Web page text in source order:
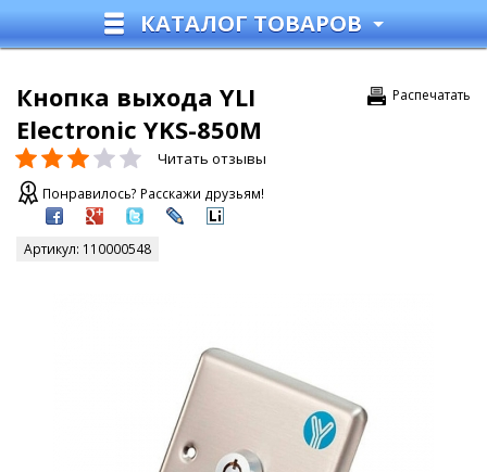
КАТАЛОГ ТОВАРОВ
Распечатать
Кнопка выхода YLI
Electronic YKS-850M
Читать отзывы
Понравилось? Расскажи друзьям!
Артикул: 110000548